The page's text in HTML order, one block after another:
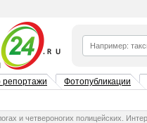
репортажи Фотопубликации
и четвероногих полицейских.